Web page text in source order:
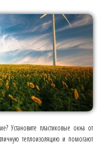
Установите пластиковые окна от
теплоизоляцию и помогают